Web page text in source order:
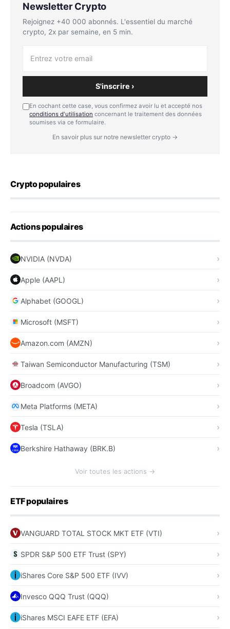
Newsletter Crypto
Rejoignez +40 000 abonnés. L'essentiel du marché
crypto, 2x par semaine, en 5 min.
S'inscrire ›
En cochant cette case, vous confirmez avoir lu et accepté nos
conditions d'utilisation concernant le traitement des données
soumises via ce formulaire.
En savoir plus sur notre newsletter crypto →
Crypto populaires
Actions populaires
NVIDIA (NVDA)
Apple (AAPL)
Alphabet (GOOGL)
Microsoft (MSFT)
Amazon.com (AMZN)
Taiwan Semiconductor Manufacturing (TSM)
Broadcom (AVGO)
Meta Platforms (META)
Tesla (TSLA)
Berkshire Hathaway (BRK.B)
Voir toutes les actions →
ETF populaires
VANGUARD TOTAL STOCK MKT ETF (VTI)
SPDR S&P 500 ETF Trust (SPY)
iShares Core S&P 500 ETF (IVV)
Invesco QQQ Trust (QQQ)
iShares MSCI EAFE ETF (EFA)